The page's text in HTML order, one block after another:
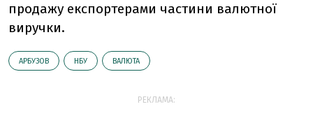
продажу експортерами частини валютної
виручки.
АРБУЗОВ НБУ ВАЛЮТА
РЕКЛАМА: